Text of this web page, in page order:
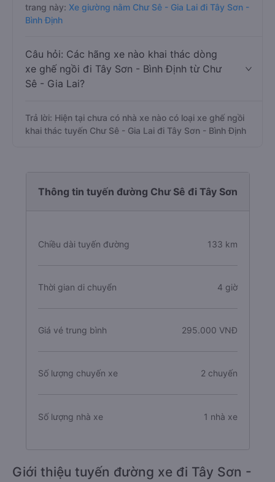
trang này: Xe giường nằm Chư Sê - Gia Lai đi Tây Sơn -
Bình Định
Câu hỏi: Các hãng xe nào khai thác dòng
xe ghế ngồi đi Tây Sơn - Bình Định từ Chư
Sê - Gia Lai?
Trả lời: Hiện tại chưa có nhà xe nào có loại xe ghế ngồi
khai thác tuyến Chư Sê - Gia Lai đi Tây Sơn - Bình Định
Thông tin tuyến đường Chư Sê đi Tây Sơn
Chiều dài tuyến đường 133 km
Thời gian di chuyển 4 giờ
Giá vé trung bình 295.000 VNĐ
Số lượng chuyến xe 2 chuyến
Số lượng nhà xe 1 nhà xe
Giới thiệu tuyến đường xe đi Tây Sơn -